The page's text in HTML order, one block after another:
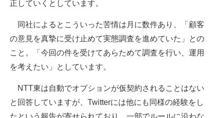
正していくとしています。
同社によるとこういった苦情は月に数件あり、「顧客
の意見を真摯に受け止めて実態調査を進めていた」との
こと。「今回の件を受けてあらためて調査を行い、運用
を考えたい」としています。
NTT東は自動でオプションが仮契約されることはない
と回答していますが、Twitterには他にも同様の経験をし